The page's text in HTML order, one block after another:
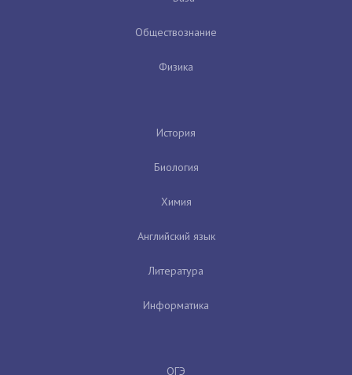
Обществознание
Физика
История
Биология
Химия
Английский язык
Литература
Информатика
ОГЭ